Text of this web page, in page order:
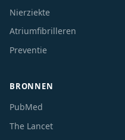
Nierziekte
Atriumfibrilleren
Preventie
BRONNEN
PubMed
The Lancet